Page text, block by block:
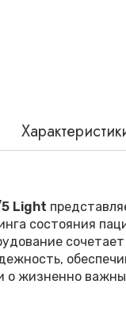
5 Light
состояния
сочетает
о жизненно